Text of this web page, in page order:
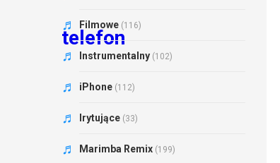
Filmowe (116)
Instrumentalny (102)
iPhone (112)
Irytujące (33)
Marimba Remix (199)